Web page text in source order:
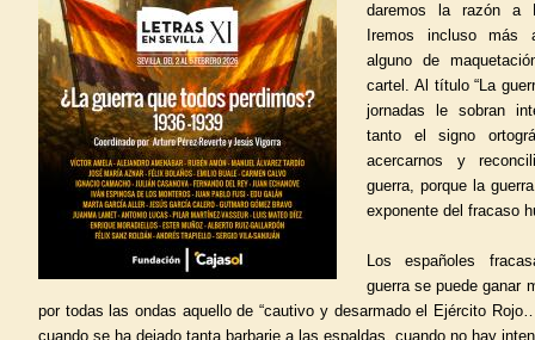
daremos la razón a
Iremos incluso más
alguno de
cartel. Al título “La
jornadas le sobran
tanto el signo
acercarnos y
guerra, porque la
exponente del fracaso
Los españoles
guerra se puede ganar
por todas las ondas aquello de “cautivo y desarmado el Ejército
cuando se ha dejado tanta barbarie a las espaldas, cuando no hay